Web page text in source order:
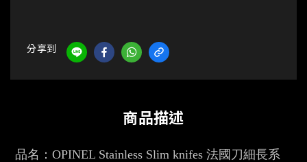
分享到
商品描述
品名：OPINEL Stainless Slim knifes 法國刀細長系